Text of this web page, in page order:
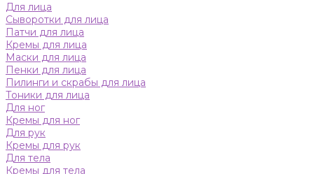
Для лица
Сыворотки для лица
Патчи для лица
Кремы для лица
Маски для лица
Пенки для лица
Пилинги и скрабы для лица
Тоники для лица
Для ног
Кремы для ног
Для рук
Кремы для рук
Для тела
Кремы для тела